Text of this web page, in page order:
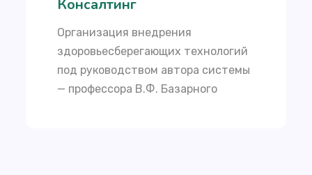
Консалтинг
Организация внедрения
здоровьесберегающих технологий
под руководством автора системы
— профессора В.Ф. Базарного